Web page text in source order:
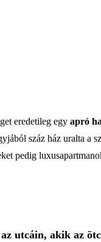
eredetileg egy apró
száz ház uralta a
pedig
utcáin, akik az